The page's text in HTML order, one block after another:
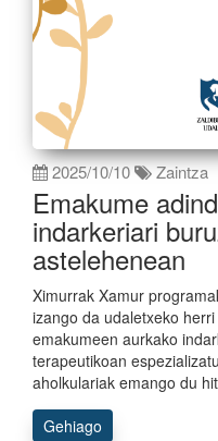
2025/10/10 Zaintza
Emakume
indarkeriari
astelehenean
Ximurrak Xamur
izango da udaletxeko
emakumeen aurkako
terapeutikoan
aholkulariak emango du
Gehiago